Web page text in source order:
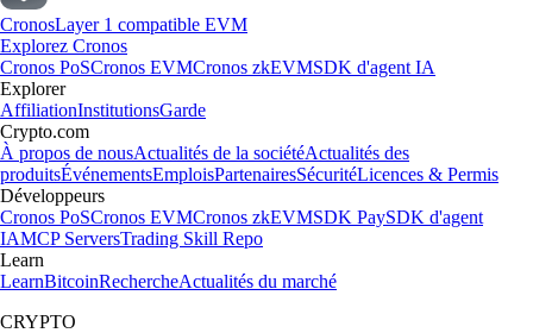
CronosLayer 1 compatible EVM
Explorez Cronos
Cronos PoSCronos EVMCronos zkEVMSDK d'agent IA
Explorer
AffiliationInstitutionsGarde
Crypto.com
À propos de nousActualités de la sociétéActualités des
produitsÉvénementsEmploisPartenairesSécuritéLicences & Permis
Développeurs
Cronos PoSCronos EVMCronos zkEVMSDK PaySDK d'agent
IAMCP ServersTrading Skill Repo
Learn
LearnBitcoinRechercheActualités du marché
CRYPTO